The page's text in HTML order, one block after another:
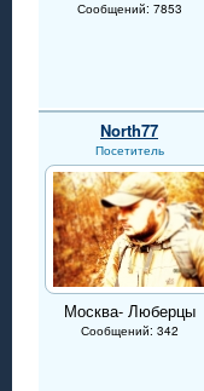
Сообщений: 7853
North77
Посетитель
Москва- Люберцы
Сообщений: 342